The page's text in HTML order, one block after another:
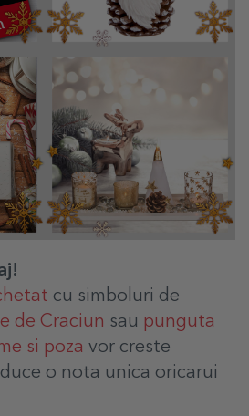
cu simboluri de
de Craciun sau punguta
si poza vor creste
o nota unica oricarui